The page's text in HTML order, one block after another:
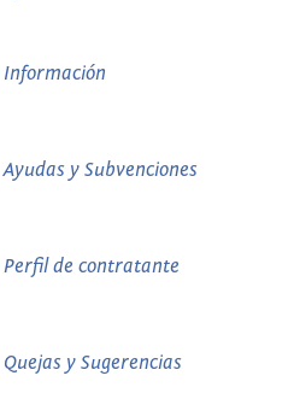
Información
Ayudas y Subvenciones
Perfil de contratante
Quejas y Sugerencias